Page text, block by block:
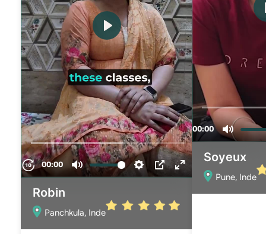
Robin
Panchkula, Inde
Soyeux
Pune, Inde